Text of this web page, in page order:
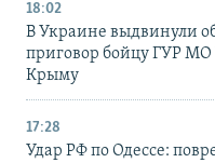
18:02
В Украине выдвинули
приговор бойцу ГУР
Крыму
17:28
Удар РФ по Одессе: